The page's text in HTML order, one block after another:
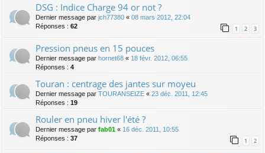
DSG : Indice Charge 94 or not ?
Dernier message par jch77380 « 08 mars 2012, 22:04
Réponses : 62 1 2 3
Pression pneus en 15 pouces
Dernier message par hornet68 « 18 févr. 2012, 06:55
Réponses : 4
Touran : centrage des jantes sur moyeu
Dernier message par TOURANSEIZE « 23 déc. 2011, 12:45
Réponses : 19
Rouler en pneu hiver l'été ?
Dernier message par fab01 « 16 déc. 2011, 10:55
Réponses : 37 1 2